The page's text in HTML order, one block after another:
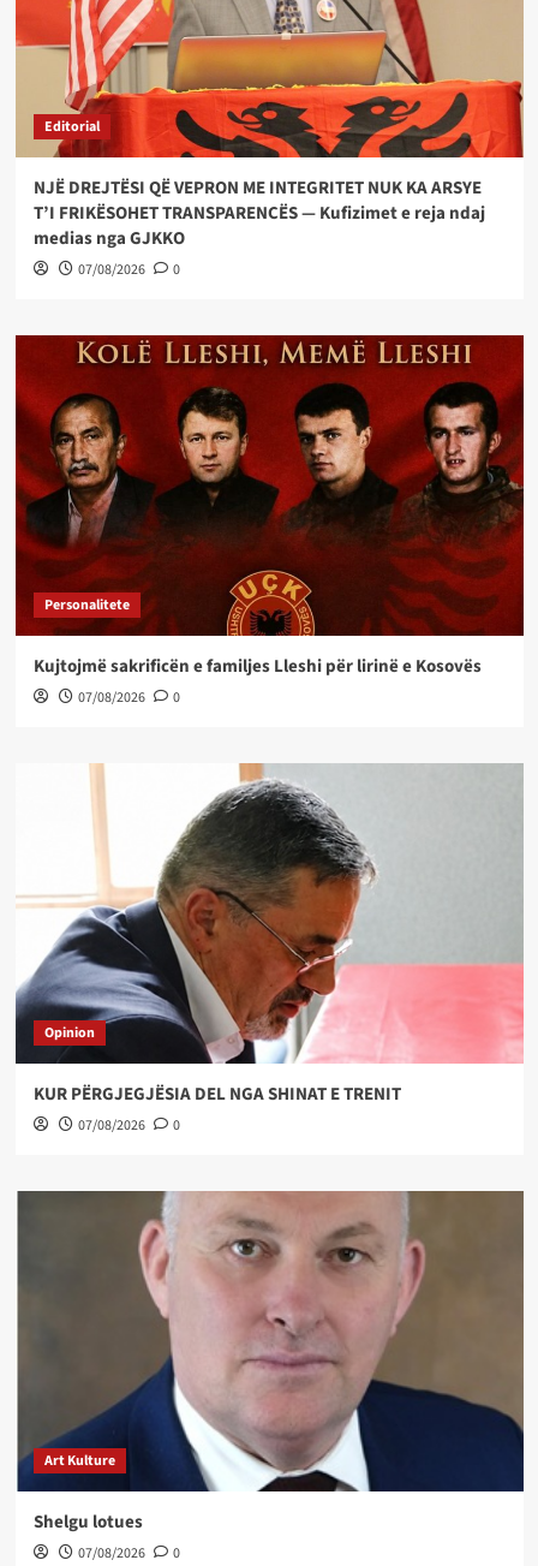
Editorial
NJË DREJTËSI QË VEPRON ME INTEGRITET NUK KA ARSYE
T’I FRIKËSOHET TRANSPARENCËS — Kufizimet e reja ndaj
medias nga GJKKO
07/08/2026 0
Personalitete
Kujtojmë sakrificën e familjes Lleshi për lirinë e Kosovës
07/08/2026 0
Opinion
KUR PËRGJEGJËSIA DEL NGA SHINAT E TRENIT
07/08/2026 0
Art Kulture
Shelgu lotues
07/08/2026 0